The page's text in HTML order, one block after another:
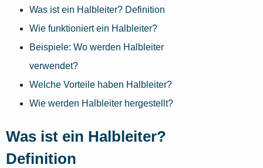
Was ist ein Halbleiter? Definition
Wie funktioniert ein Halbleiter?
Beispiele: Wo werden Halbleiter
verwendet?
Welche Vorteile haben Halbleiter?
Wie werden Halbleiter hergestellt?
Was ist ein Halbleiter?
Definition